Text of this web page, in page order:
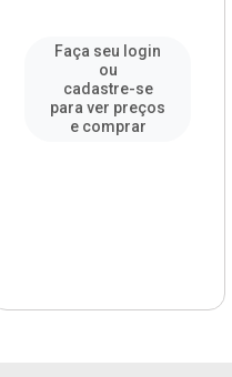
Faça seu login
ou
cadastre-se
para ver preços
e comprar